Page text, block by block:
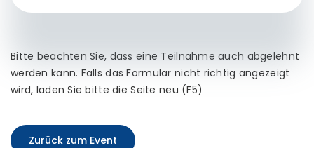
Bitte beachten Sie, dass eine Teilnahme auch abgelehnt
werden kann. Falls das Formular nicht richtig angezeigt
wird, laden Sie bitte die Seite neu (F5)
Zurück zum Event